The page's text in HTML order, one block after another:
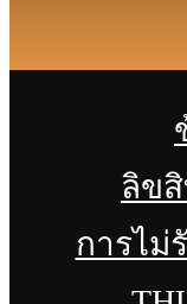
ลิข
การไม่